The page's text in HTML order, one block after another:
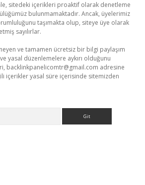
sitedeki içerikleri proaktif olarak denetleme
bulunmamaktadır. Ancak, üyelerimiz
taşımakta olup, siteye üye olarak
sayılırlar.
ve tamamen ücretsiz bir bilgi paylaşım
yasal düzenlemelere aykırı olduğunu
backlinkpanelicomtr@gmail.com adresine
içerikler yasal süre içerisinde sitemizden